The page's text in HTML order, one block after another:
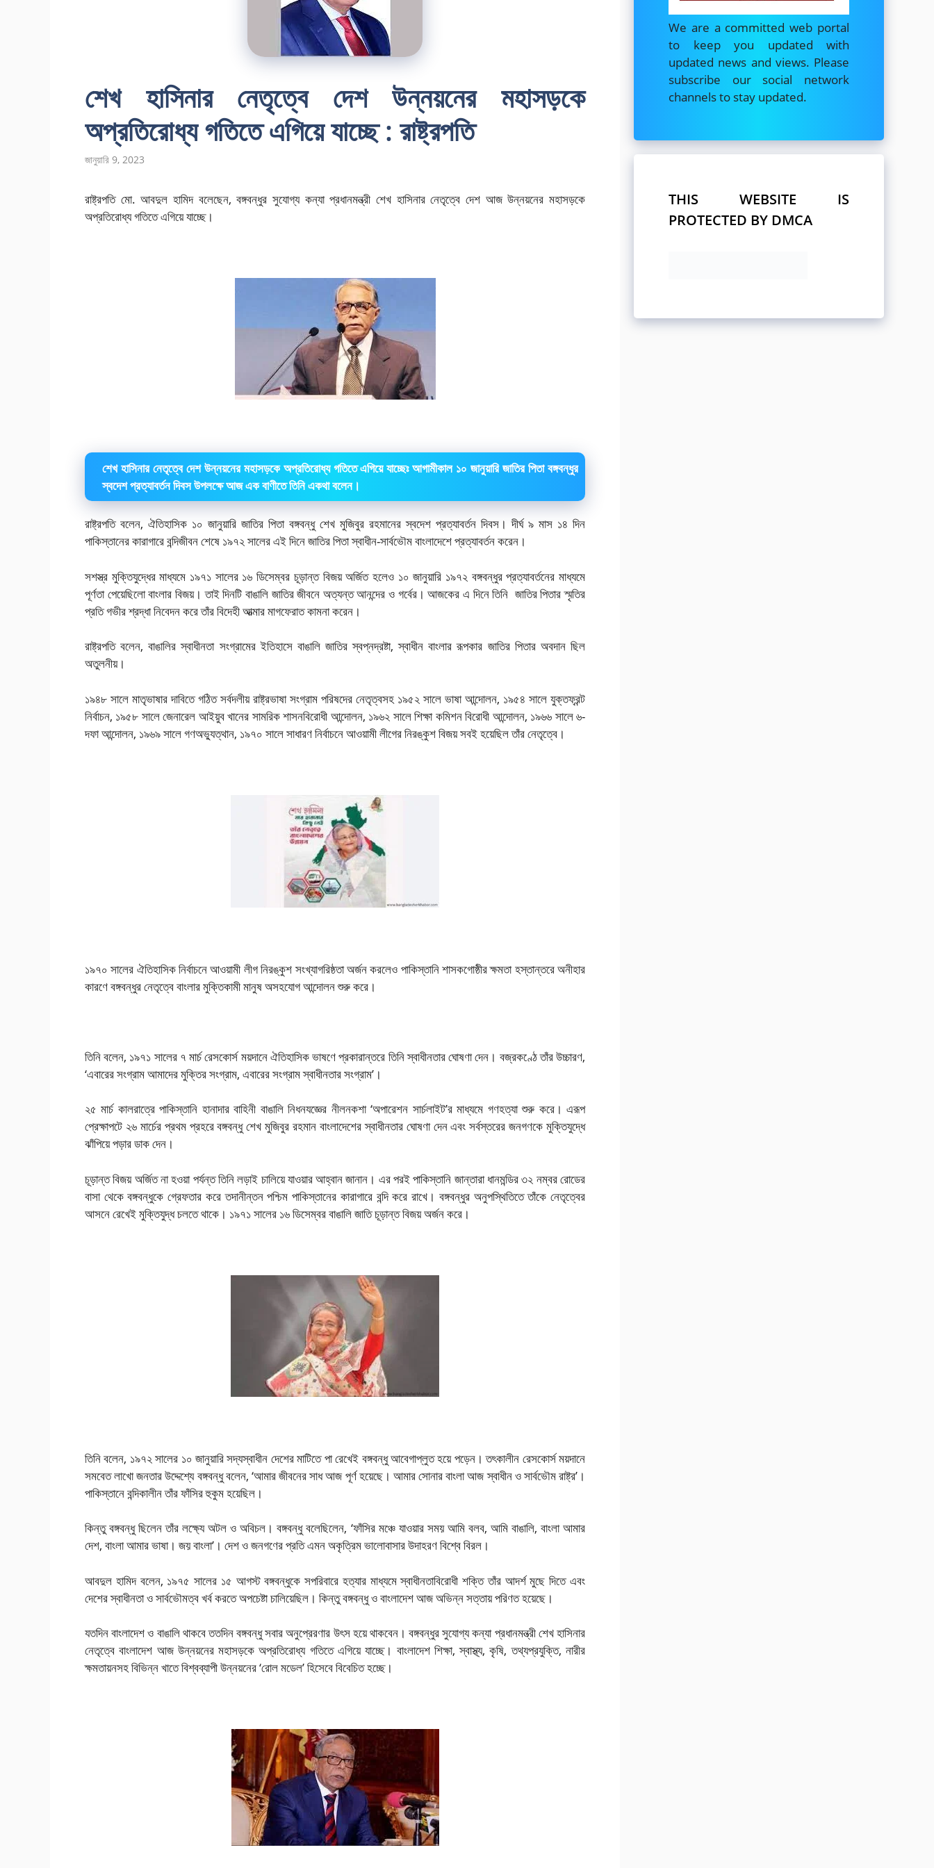
শেখ হাসিনার নেতৃত্বে দেশ উন্নয়নের মহাসড়কে
অপ্রতিরোধ্য গতিতে এগিয়ে যাচ্ছে : রাষ্ট্রপতি
জানুয়ারি 9, 2023
রাষ্ট্রপতি মো. আবদুল হামিদ বলেছেন, বঙ্গবন্ধুর সুযোগ্য কন্যা প্রধানমন্ত্রী শেখ হাসিনার নেতৃত্বে দেশ আজ উন্নয়নের মহাসড়কে
অপ্রতিরোধ্য গতিতে এগিয়ে যাচ্ছে।
শেখ হাসিনার নেতৃত্বে দেশ উন্নয়নের মহাসড়কে অপ্রতিরোধ্য গতিতে এগিয়ে যাচ্ছেঃ আগামীকাল ১০ জানুয়ারি জাতির পিতা বঙ্গবন্ধুর
স্বদেশ প্রত্যাবর্তন দিবস উপলক্ষে আজ এক বাণীতে তিনি একথা বলেন।
রাষ্ট্রপতি বলেন, ঐতিহাসিক ১০ জানুয়ারি জাতির পিতা বঙ্গবন্ধু শেখ মুজিবুর রহমানের স্বদেশ প্রত্যাবর্তন দিবস। দীর্ঘ ৯ মাস ১৪ দিন
পাকিস্তানের কারাগারে বন্দিজীবন শেষে ১৯৭২ সালের এই দিনে জাতির পিতা স্বাধীন-সার্বভৌম বাংলাদেশে প্রত্যাবর্তন করেন।
সশস্ত্র মুক্তিযুদ্ধের মাধ্যমে ১৯৭১ সালের ১৬ ডিসেম্বর চূড়ান্ত বিজয় অর্জিত হলেও ১০ জানুয়ারি ১৯৭২ বঙ্গবন্ধুর প্রত্যাবর্তনের মাধ্যমে
পূর্ণতা পেয়েছিলো বাংলার বিজয়। তাই দিনটি বাঙালি জাতির জীবনে অত্যন্ত আনন্দের ও গর্বের। আজকের এ দিনে তিনি জাতির পিতার স্মৃতির
প্রতি গভীর শ্রদ্ধা নিবেদন করে তাঁর বিদেহী আত্মার মাগফেরাত কামনা করেন।
রাষ্ট্রপতি বলেন, বাঙালির স্বাধীনতা সংগ্রামের ইতিহাসে বাঙালি জাতির স্বপ্নদ্রষ্টা, স্বাধীন বাংলার রূপকার জাতির পিতার অবদান ছিল
অতুলনীয়।
১৯৪৮ সালে মাতৃভাষার দাবিতে গঠিত সর্বদলীয় রাষ্ট্রভাষা সংগ্রাম পরিষদের নেতৃত্বসহ ১৯৫২ সালে ভাষা আন্দোলন, ১৯৫৪ সালে যুক্তফ্রন্ট
নির্বাচন, ১৯৫৮ সালে জেনারেল আইয়ুব খানের সামরিক শাসনবিরোধী আন্দোলন, ১৯৬২ সালে শিক্ষা কমিশন বিরোধী আন্দোলন, ১৯৬৬ সালে ৬-
দফা আন্দোলন, ১৯৬৯ সালে গণঅভ্যুত্থান, ১৯৭০ সালে সাধারণ নির্বাচনে আওয়ামী লীগের নিরঙ্কুশ বিজয় সবই হয়েছিল তাঁর নেতৃত্বে।
১৯৭০ সালের ঐতিহাসিক নির্বাচনে আওয়ামী লীগ নিরঙ্কুশ সংখ্যাগরিষ্ঠতা অর্জন করলেও পাকিস্তানি শাসকগোষ্ঠীর ক্ষমতা হস্তান্তরে অনীহার
কারণে বঙ্গবন্ধুর নেতৃত্বে বাংলার মুক্তিকামী মানুষ অসহযোগ আন্দোলন শুরু করে।
তিনি বলেন, ১৯৭১ সালের ৭ মার্চ রেসকোর্স ময়দানে ঐতিহাসিক ভাষণে প্রকারান্তরে তিনি স্বাধীনতার ঘোষণা দেন। বজ্রকণ্ঠে তাঁর উচ্চারণ,
‘এবারের সংগ্রাম আমাদের মুক্তির সংগ্রাম, এবারের সংগ্রাম স্বাধীনতার সংগ্রাম’।
২৫ মার্চ কালরাত্রে পাকিস্তানি হানাদার বাহিনী বাঙালি নিধনযজ্ঞের নীলনকশা ‘অপারেশন সার্চলাইট’র মাধ্যমে গণহত্যা শুরু করে। এরূপ
প্রেক্ষাপটে ২৬ মার্চের প্রথম প্রহরে বঙ্গবন্ধু শেখ মুজিবুর রহমান বাংলাদেশের স্বাধীনতার ঘোষণা দেন এবং সর্বস্তরের জনগণকে মুক্তিযুদ্ধে
ঝাঁপিয়ে পড়ার ডাক দেন।
চূড়ান্ত বিজয় অর্জিত না হওয়া পর্যন্ত তিনি লড়াই চালিয়ে যাওয়ার আহ্বান জানান। এর পরই পাকিস্তানি জান্তারা ধানমন্ডির ৩২ নম্বর রোডের
বাসা থেকে বঙ্গবন্ধুকে গ্রেফতার করে তদানীন্তন পশ্চিম পাকিস্তানের কারাগারে বন্দি করে রাখে। বঙ্গবন্ধুর অনুপস্থিতিতে তাঁকে নেতৃত্বের
আসনে রেখেই মুক্তিযুদ্ধ চলতে থাকে। ১৯৭১ সালের ১৬ ডিসেম্বর বাঙালি জাতি চূড়ান্ত বিজয় অর্জন করে।
তিনি বলেন, ১৯৭২ সালের ১০ জানুয়ারি সদ্যস্বাধীন দেশের মাটিতে পা রেখেই বঙ্গবন্ধু আবেগাপ্লুত হয়ে পড়েন। তৎকালীন রেসকোর্স ময়দানে
সমবেত লাখো জনতার উদ্দেশ্যে বঙ্গবন্ধু বলেন, ‘আমার জীবনের সাধ আজ পূর্ণ হয়েছে। আমার সোনার বাংলা আজ স্বাধীন ও সার্বভৌম রাষ্ট্র’।
পাকিস্তানে বন্দিকালীন তাঁর ফাঁসির হুকুম হয়েছিল।
কিন্তু বঙ্গবন্ধু ছিলেন তাঁর লক্ষ্যে অটল ও অবিচল। বঙ্গবন্ধু বলেছিলেন, ‘ফাঁসির মঞ্চে যাওয়ার সময় আমি বলব, আমি বাঙালি, বাংলা আমার
দেশ, বাংলা আমার ভাষা। জয় বাংলা’। দেশ ও জনগণের প্রতি এমন অকৃত্রিম ভালোবাসার উদাহরণ বিশ্বে বিরল।
আবদুল হামিদ বলেন, ১৯৭৫ সালের ১৫ আগস্ট বঙ্গবন্ধুকে সপরিবারে হত্যার মাধ্যমে স্বাধীনতাবিরোধী শক্তি তাঁর আদর্শ মুছে দিতে এবং
দেশের স্বাধীনতা ও সার্বভৌমত্ব খর্ব করতে অপচেষ্টা চালিয়েছিল। কিন্তু বঙ্গবন্ধু ও বাংলাদেশ আজ অভিন্ন সত্তায় পরিণত হয়েছে।
যতদিন বাংলাদেশ ও বাঙালি থাকবে ততদিন বঙ্গবন্ধু সবার অনুপ্রেরণার উৎস হয়ে থাকবেন। বঙ্গবন্ধুর সুযোগ্য কন্যা প্রধানমন্ত্রী শেখ হাসিনার
নেতৃত্বে বাংলাদেশ আজ উন্নয়নের মহাসড়কে অপ্রতিরোধ্য গতিতে এগিয়ে যাচ্ছে। বাংলাদেশ শিক্ষা, স্বাস্থ্য, কৃষি, তথ্যপ্রযুক্তি, নারীর
ক্ষমতায়নসহ বিভিন্ন খাতে বিশ্বব্যাপী উন্নয়নের ‘রোল মডেল’ হিসেবে বিবেচিত হচ্ছে।
We are a committed web portal
to keep you updated with
updated news and views. Please
subscribe our social network
channels to stay updated.
THIS WEBSITE IS
PROTECTED BY DMCA